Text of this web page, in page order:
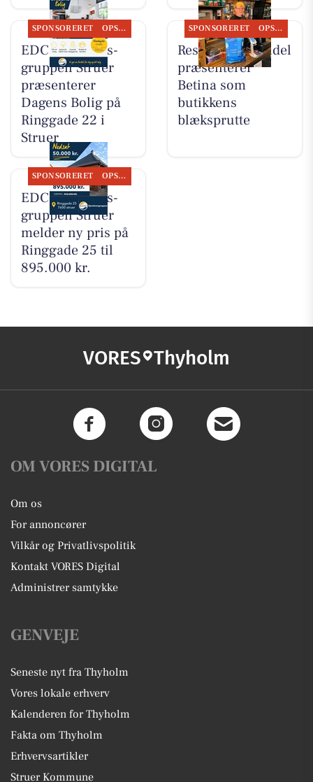
SPONSORERET OPSLAGSTAVLEN
EDC Ejen­doms­
grup­pen Struer
præsenterer
Dagens Bolig på
Ringgade 22 i
Struer
SPONSORERET OPSLAGSTAVLEN
Resen Landhandel
præsenterer
Betina som
butikkens
blæksprutte
SPONSORERET OPSLAGSTAVLEN
EDC Ejen­doms­
grup­pen Struer
melder ny pris på
Ringgade 25 til
895.000 kr.
VORES Thyholm
OM VORES DIGITAL
Om os
For annoncører
Vilkår og Privatlivspolitik
Kontakt VORES Digital
Administrer samtykke
GENVEJE
Seneste nyt fra Thyholm
Vores lokale erhverv
Kalenderen for Thyholm
Fakta om Thyholm
Erhvervsartikler
Struer Kommune